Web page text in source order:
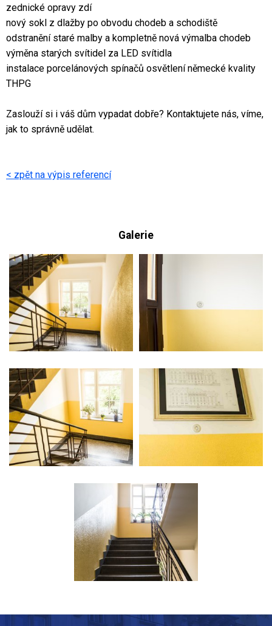
zednické opravy zdí
nový sokl z dlažby po obvodu chodeb a schodiště
odstranění staré malby a kompletně nová výmalba chodeb
výměna starých svítidel za LED svítidla
instalace porcelánových spínačů osvětlení německé kvality
THPG
Zaslouží si i váš dům vypadat dobře? Kontaktujete nás, víme,
jak to správně udělat.
< zpět na výpis referencí
Galerie